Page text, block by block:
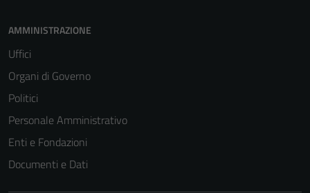
AMMINISTRAZIONE
Uffici
Organi di Governo
Politici
Personale Amministrativo
Enti e Fondazioni
Documenti e Dati